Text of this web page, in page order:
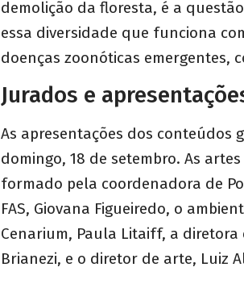
demolição da floresta, é a
essa diversidade que funciona
doenças zoonóticas emergentes,
Jurados e
As apresentações dos conteúdos
domingo, 18 de setembro. As
formado pela coordenadora de
FAS, Giovana Figueiredo, o
Cenarium, Paula Litaiff, a
Brianezi, e o diretor de arte, Luiz